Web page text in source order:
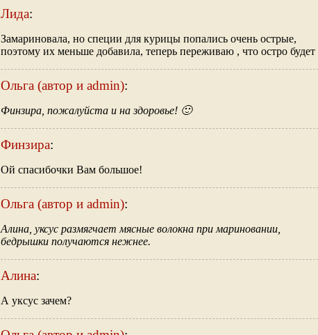
Лида:
Замариновала, но специи для курицы попались очень острые,
поэтому их меньше добавила, теперь переживаю , что остро будет
Ольга (автор и admin):
Финзира, пожалуйста и на здоровье! 🙂
Финзира:
Ой спасибочки Вам большое!
Ольга (автор и admin):
Алина, уксус размягчает мясные волокна при мариновании,
бедрышки получаются нежнее.
Алина:
А уксус зачем?